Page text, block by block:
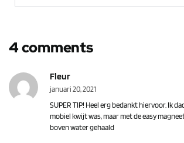
4 comments
Fleur
januari 20, 2021
SUPER TIP! Heel erg bedankt hiervoor. Ik
mobiel kwijt was, maar met de easy
boven water gehaald